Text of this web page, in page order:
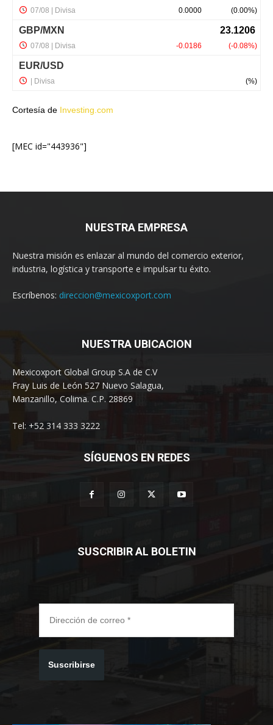
Cortesía de Investing.com
[MEC id="443936"]
NUESTRA EMPRESA
Nuestra misión es enlazar al mundo del comercio exterior,
industria, logística y transporte e impulsar tu éxito.
Escríbenos: direccion@mexicoxport.com
NUESTRA UBICACION
Mexicoxport Global Group S.A de C.V
Fray Luis de León 527 Nuevo Salagua,
Manzanillo, Colima. C.P. 28869
Tel: +52 314 333 3222
SÍGUENOS EN REDES
SUSCRIBIR AL BOLETIN
Suscribirse